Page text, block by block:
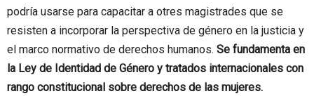
podría usarse para capacitar a otres magistrades que se
resisten a incorporar la perspectiva de género en la justicia y
el marco normativo de derechos humanos. Se fundamenta en
la Ley de Identidad de Género y tratados internacionales con
rango constitucional sobre derechos de las mujeres.